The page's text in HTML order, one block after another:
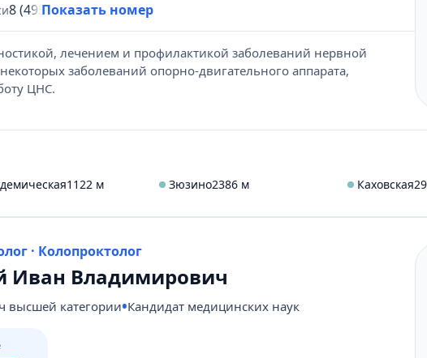
8 (495) 431-69-47
Показать номер
лечением и профилактикой заболеваний нервной
заболеваний опорно-двигательного аппарата,
ЦНС.
1122 м Зюзино2386 м Каховская
· Колопроктолог
Иван Владимирович
высшей категории Кандидат медицинских наук